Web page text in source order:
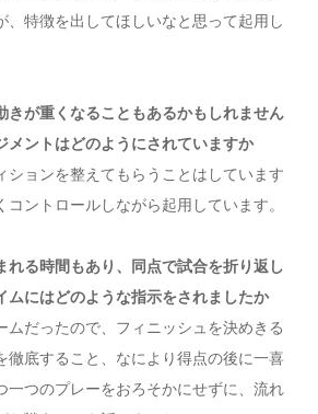
、特徴を出してほしいなと思って起用し
きが重くなることもあるかもしれません
メントはどのようにされていますか
ションを整えてもらうことはしています
コントロールしながら起用しています。
れる時間もあり、同点で試合を折り返し
ムにはどのような指示をされましたか
ムだったので、フィニッシュを決めきる
徹底すること、なにより得点の後に一喜
一つのプレーをおろそかにせずに、流れ